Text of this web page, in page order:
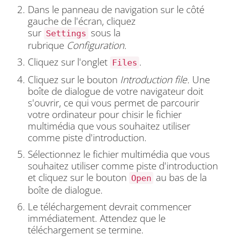
Dans le panneau de navigation sur le côté
gauche de l'écran, cliquez
sur Settings sous la
rubrique Configuration.
Cliquez sur l'onglet Files .
Cliquez sur le bouton Introduction file. Une
boîte de dialogue de votre navigateur doit
s'ouvrir, ce qui vous permet de parcourir
votre ordinateur pour chisir le fichier
multimédia que vous souhaitez utiliser
comme piste d'introduction.
Sélectionnez le fichier multimédia que vous
souhaitez utiliser comme piste d'introduction
et cliquez sur le bouton Open au bas de la
boîte de dialogue.
Le téléchargement devrait commencer
immédiatement. Attendez que le
téléchargement se termine.